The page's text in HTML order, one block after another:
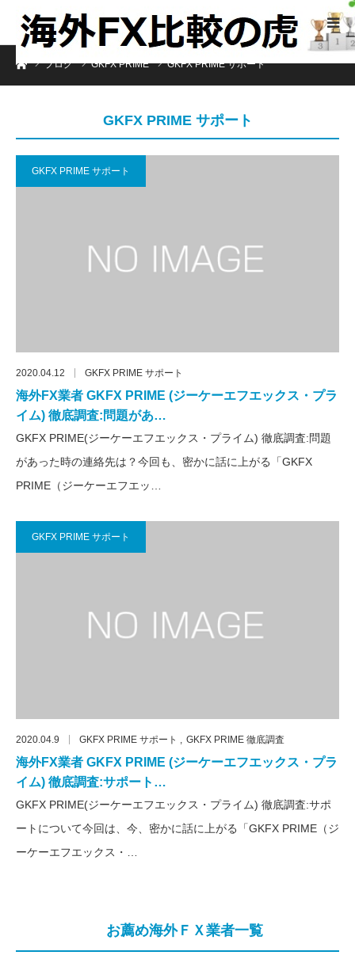
ホームブログ GKFX PRIME GKFX PRIME サポート
GKFX PRIME サポート
GKFX PRIME サポート
2020.04.12 GKFX PRIME サポート
海外FX業者 GKFX PRIME (ジーケーエフエックス・プラ
イム) 徹底調査:問題があ…
GKFX PRIME(ジーケーエフエックス・プライム) 徹底調査:問題
があった時の連絡先は？今回も、密かに話に上がる「GKFX
PRIME（ジーケーエフエッ…
GKFX PRIME サポート
2020.04.9 GKFX PRIME サポート GKFX PRIME 徹底調査
海外FX業者 GKFX PRIME (ジーケーエフエックス・プラ
イム) 徹底調査:サポート…
GKFX PRIME(ジーケーエフエックス・プライム) 徹底調査:サポ
ートについて今回は、今、密かに話に上がる「GKFX PRIME（ジ
ーケーエフエックス・…
お薦め海外ＦＸ業者一覧